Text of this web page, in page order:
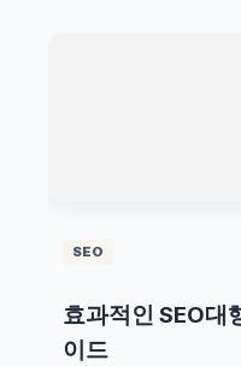
SEO
효과적인 SEO대
이드